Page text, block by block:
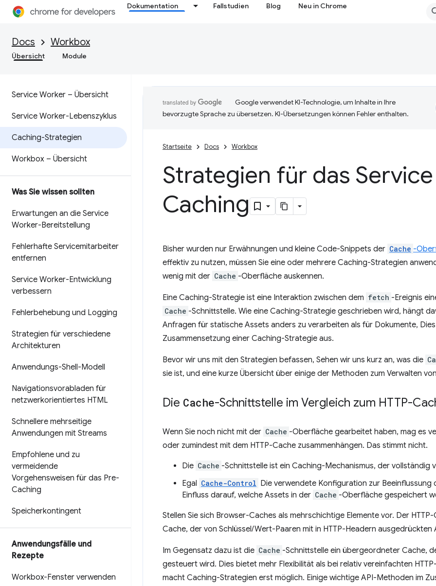
Dokumentation Fallstudien Blog Neu in Chrome
Docs Workbox
Übersicht Module
Service Worker – Übersicht
Service Worker-Lebenszyklus
Caching-Strategien
Workbox – Übersicht
Was Sie wissen sollten
Erwartungen an die Service
Worker-Bereitstellung
Fehlerhafte Servicemitarbeiter
entfernen
Service Worker-Entwicklung
verbessern
Fehlerbehebung und Logging
Strategien für verschiedene
Architekturen
Anwendungs-Shell-Modell
Navigationsvorabladen für
netzwerkorientiertes HTML
Schnellere mehrseitige
Anwendungen mit Streams
Empfohlene und zu
vermeidende
Vorgehensweisen für das Pre-
Caching
Speicherkontingent
Anwendungsfälle und
Rezepte
Workbox-Fenster verwenden
Google verwendet KI-Technologie, um Inhalte in Ihre
bevorzugte Sprache zu übersetzen. KI-Übersetzungen können Fehler enthalten.
Startseite Docs Workbox
Strategien für das
Caching
Bisher wurden nur Erwähnungen und kleine Code-Snippets der Cache -
effektiv zu nutzen, müssen Sie eine oder mehrere Caching-Strategien
wenig mit der Cache -Oberfläche auskennen.
Eine Caching-Strategie ist eine Interaktion zwischen dem fetch -Ereignis
Cache -Schnittstelle. Wie eine Caching-Strategie geschrieben wird, hängt
Anfragen für statische Assets anders zu verarbeiten als für Dokumente,
Zusammensetzung einer Caching-Strategie aus.
Bevor wir uns mit den Strategien befassen, Sehen wir uns kurz an, was die
sie ist, und eine kurze Übersicht über einige der Methoden zum Verwalten
Die Cache-Schnittstelle im Vergleich zum HTTP-
Wenn Sie noch nicht mit der Cache -Oberfläche gearbeitet haben, mag es
oder zumindest mit dem HTTP-Cache zusammenhängen. Das stimmt nicht.
Die Cache -Schnittstelle ist ein Caching-Mechanismus, der vollständig
Egal Cache-Control Die verwendete Konfiguration zur Beeinflussung
Einfluss darauf, welche Assets in der Cache -Oberfläche gespeichert
Stellen Sie sich Browser-Caches als mehrschichtige Elemente vor. Der
Cache, der von Schlüssel/Wert-Paaren mit in HTTP-Headern
Im Gegensatz dazu ist die Cache -Schnittstelle ein übergeordneter Cache,
gesteuert wird. Dies bietet mehr Flexibilität als bei relativ vereinfachten
macht Caching-Strategien erst möglich. Einige wichtige API-Methoden im